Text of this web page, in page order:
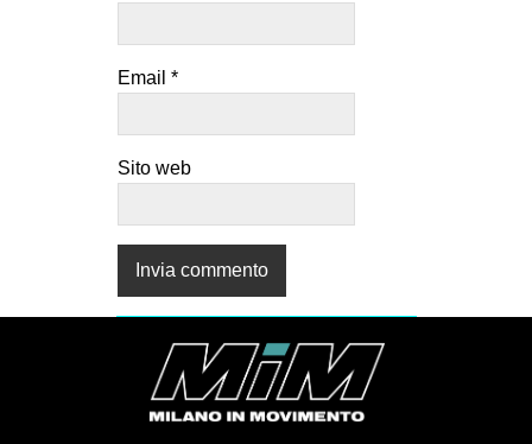
Email *
Sito web